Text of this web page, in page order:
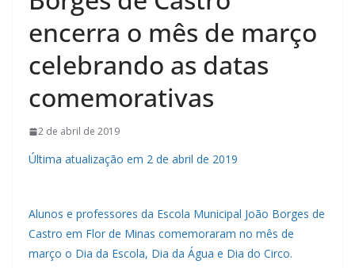
encerra o mês de março
celebrando as datas
comemorativas
2 de abril de 2019
Última atualização em 2 de abril de 2019
Alunos e professores da Escola Municipal João Borges de
Castro em Flor de Minas comemoraram no mês de
março o Dia da Escola, Dia da Água e Dia do Circo.